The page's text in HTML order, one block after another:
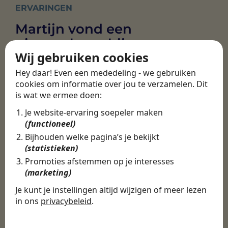
Wij gebruiken cookies
Hey daar! Even een mededeling - we gebruiken
cookies om informatie over jou te verzamelen. Dit
is wat we ermee doen:
Je website-ervaring soepeler maken
(functioneel)
Bijhouden welke pagina’s je bekijkt
(statistieken)
Promoties afstemmen op je interesses
(marketing)
Je kunt je instellingen altijd wijzigen of meer lezen
in ons privacybeleid.
ERVARINGEN
Martijn vond een
nieuwe baan bij
CBEE
Door Swipe4Work heb ik op een hele
makkelijke, laagdrempelige manier eigenlijk
een hele leuke nieuwe baan gevonden. Met heel
veel nieuwe uitdagingen!
Martijn
Certinia Consultant